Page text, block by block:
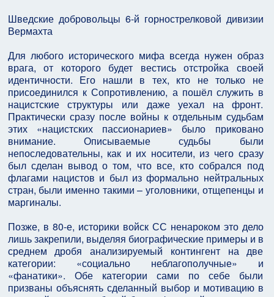
Шведские добровольцы 6-й горнострелковой дивизии
Вермахта
Для любого исторического мифа всегда нужен образ
врага, от которого будет вестись отстройка своей
идентичности. Его нашли в тех, кто не только не
присоединился к Сопротивлению, а пошёл служить в
нацистские структуры или даже уехал на фронт.
Практически сразу после войны к отдельным судьбам
этих «нацистских пассионариев» было приковано
внимание. Описываемые судьбы были
непоследовательны, как и их носители, из чего сразу
был сделан вывод о том, что все, кто собрался под
флагами нацистов и был из формально нейтральных
стран, были именно такими – уголовники, отщепенцы и
маргиналы.
Позже, в 80-е, историки войск СС ненароком это дело
лишь закрепили, выделяя биографические примеры и в
среднем дробя анализируемый контингент на две
категории: «социально неблагополучные» и
«фанатики». Обе категории сами по себе были
призваны объяснять сделанный выбор и мотивацию в